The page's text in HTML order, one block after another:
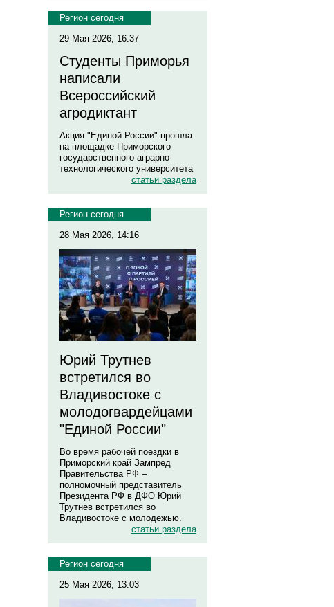
Регион сегодня
29 Мая 2026, 16:37
Студенты Приморья
написали
Всероссийский
агродиктант
Акция "Единой России" прошла
на площадке Приморского
государственного аграрно-
технологического университета
статьи раздела
Регион сегодня
28 Мая 2026, 14:16
Юрий Трутнев
встретился во
Владивостоке с
молодогвардейцами
"Единой России"
Во время рабочей поездки в
Приморский край Зампред
Правительства РФ –
полномочный представитель
Президента РФ в ДФО Юрий
Трутнев встретился во
Владивостоке с молодежью.
статьи раздела
Регион сегодня
25 Мая 2026, 13:03